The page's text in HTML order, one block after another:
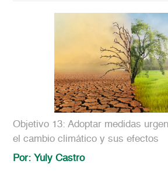
Objetivo 13: Adoptar medidas
el cambio climático y sus efectos
Por: Yuly Castro